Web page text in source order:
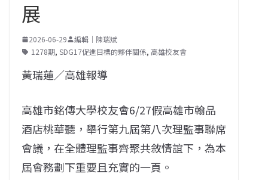
展
2026-06-29
編輯｜陳瑞斌
1278期, SDG17促進目標的夥伴關係, 高雄校友會
黃瑞蓮／高雄報導
高雄市銘傳大學校友會6/27假高雄市翰品
酒店桃華聽，舉行第九屆第八次理監事聯席
會議，在全體理監事齊聚共敘情誼下，為本
屆會務劃下重要且充實的一頁。